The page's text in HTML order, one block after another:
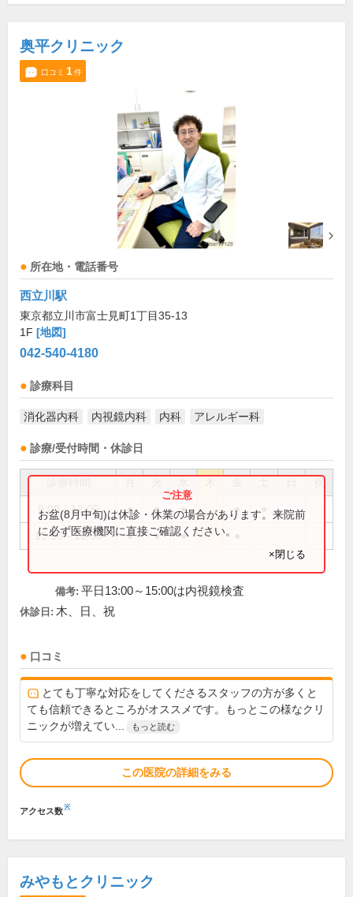
奥平クリニック
口コミ 1件
所在地・電話番号
西立川駅
東京都立川市富士見町1丁目35-13
1F [地図]
042-540-4180
診療科目
消化器内科 内視鏡内科 内科 アレルギー科
診療/受付時間・休診日
祝
9:00～12:00 ● ● ● ●
15:30～18:00 ● ● ●
お盆(8月中旬)は休診・休業の場合があります。来院前
に必ず医療機関に直接ご確認ください。
×閉じる
備考: 平日13:00～15:00は内視鏡検査
休診日: 木、日、祝
口コミ
とても丁寧な対応をしてくださるスタッフの方が多くと
ても信頼できるところがオススメです。もっとこの様なクリ
ニックが増えてい...
もっと読む
この医院の詳細をみる
アクセス数※
みやもとクリニック